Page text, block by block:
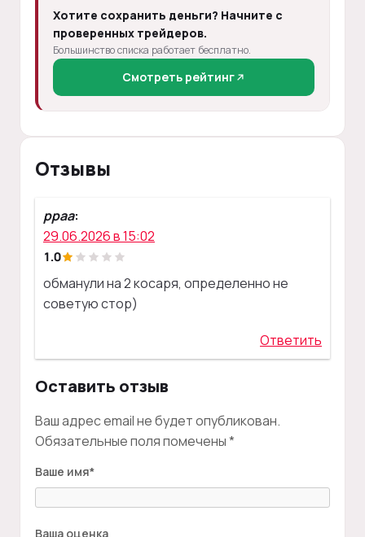
Хотите сохранить деньги? Начните с
проверенных трейдеров.
Большинство списка работает бесплатно.
Смотреть рейтинг
Отзывы
ppaa:
29.06.2026 в 15:02
1.0
обманули на 2 косаря, определенно не
советую стор)
Ответить
Оставить отзыв
Ваш адрес email не будет опубликован.
Обязательные поля помечены*
Ваше имя*
Ваша оценка